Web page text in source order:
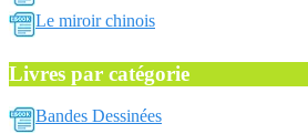
Le miroir chinois
Livres par catégorie
Bandes Dessinées